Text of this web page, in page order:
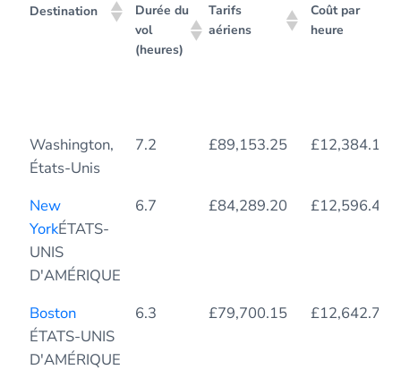
Destination
Durée du
vol
(heures)
Tarifs
aériens
Coût par
heure
Destination
Durée du
vol
Tarifs
aériens
Coût par
heure
Washington,
États-Unis
7.2 £89,153.25 £12,384.12
New
YorkÉTATS-
UNIS
D'AMÉRIQUE
6.7 £84,289.20 £12,596.46
Boston
ÉTATS-UNIS
D'AMÉRIQUE
6.3 £79,700.15 £12,642.79